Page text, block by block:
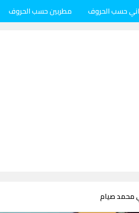
حسب الحروف مطربين حسب الحروف
محمد صيام